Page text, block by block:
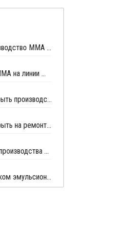
ZPC планирует возобновить производство ММА в Чжоушане
ZPC возобновила производство ММА на линии №2 в Чжоушане
Roehm планирует в сентябре закрыть производство ММА в Германии
Sumitomo намерена в апреле закрыть на ремонт линию №3 ММА в Сингапуре
KMC снизила в феврале загрузку производства ММА на Тайване на 20%
Рынок АТР стал крупнейшим рынком эмульсионных полимеров